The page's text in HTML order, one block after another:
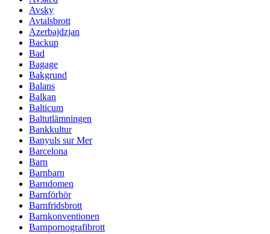
Avsky
Avtalsbrott
Azerbajdzjan
Backup
Bad
Bagage
Bakgrund
Balans
Balkan
Balticum
Baltutlämningen
Bankkultur
Banyuls sur Mer
Barcelona
Barn
Barnbarn
Barndomen
Barnförhör
Barnfridsbrott
Barnkonventionen
Barnpornografibrott